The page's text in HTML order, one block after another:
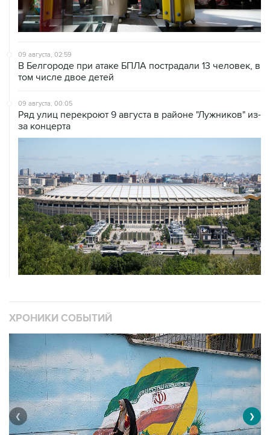
09 августа, 02:59
В Белгороде при атаке БПЛА пострадали 13 человек, в
том числе двое детей
09 августа, 00:05
Ряд улиц перекроют 9 августа в районе "Лужников" из-
за концерта
ХРОНИКИ СОБЫТИЙ
❮ ❯